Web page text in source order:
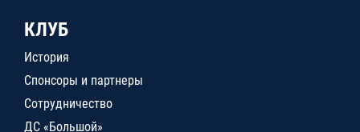
КЛУБ
История
Спонсоры и партнеры
Сотрудничество
ДС «Большой»